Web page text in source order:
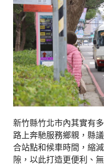
新竹縣竹北市內其實有
路上奔馳服務鄉親，縣
合站點和候車時間，縮
隙，以此打造更便利、